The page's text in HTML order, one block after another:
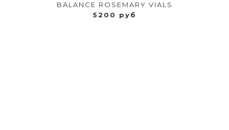
BALANCE ROSEMARY VIALS
5200 руб